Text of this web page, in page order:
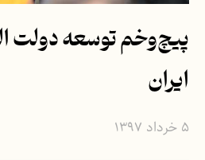
پیچ‌وخم توسعه دولت
ایران
۵ خرداد ۱۳۹۷